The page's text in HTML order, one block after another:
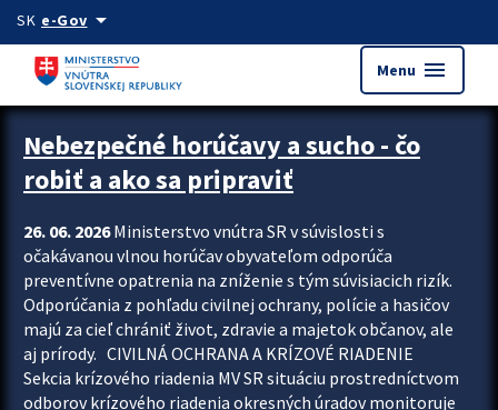
Preskocit na hlavný obsah
SK e-Govarrow_drop_down
Menu menu
Zastavit automatický posun upútavok
Nebezpečné horúčavy a sucho - čo
robiť a ako sa pripraviť
26. 06. 2026Ministerstvo vnútra SR v súvislosti s
očakávanou vlnou horúčav obyvateľom odporúča
preventívne opatrenia na zníženie s tým súvisiacich rizík.
Odporúčania z pohľadu civilnej ochrany, polície a hasičov
majú za cieľ chrániť život, zdravie a majetok občanov, ale
aj prírody. CIVILNÁ OCHRANA A KRÍZOVÉ RIADENIE
Sekcia krízového riadenia MV SR situáciu prostredníctvom
odborov krízového riadenia okresných úradov monitoruje